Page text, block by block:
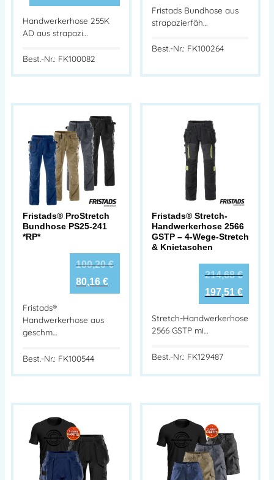
Handwerkerhose 255K
AD aus strapazi…
Best.-Nr.: FK100082
Fristads Bundhose aus
strapazierfäh…
Best.-Nr.: FK100264
Fristads® ProStretch
Bundhose PS25-241
*RP*
100,20€
80,16 €
Fristads®
Handwerkerhose aus
geschm…
Best.-Nr.: FK100544
Fristads® Stretch-
Handwerkerhose 2566
GSTP – 4-Wege-Stretch
& Knietaschen
214,68€
197,51 €
Stretch-Handwerkerhose
2566 GSTP mi…
Best.-Nr.: FK129487